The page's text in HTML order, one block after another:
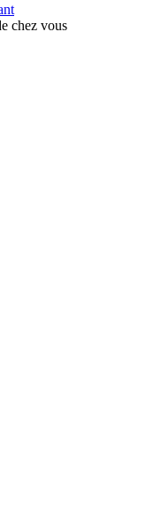
chez vous